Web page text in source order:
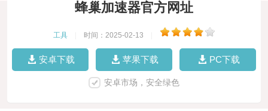
蜂巢加速器官方网址
工具 时间：2025-02-13
安卓下载 苹果下载 PC下载
安卓市场，安全绿色